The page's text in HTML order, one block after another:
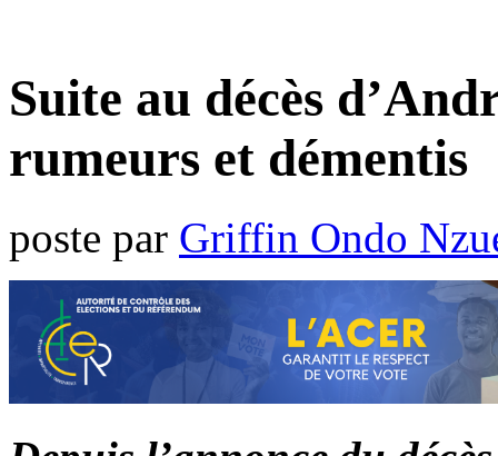
Suite au décès
rumeurs et démentis
poste par Griffin Ondo